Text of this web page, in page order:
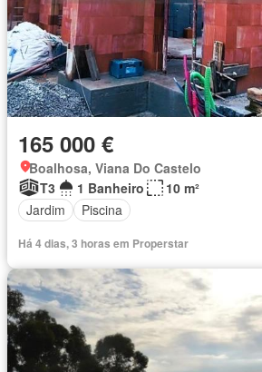
165 000 €
Boalhosa, Viana Do Castelo
T3
1 Banheiro
10 m²
Jardim
Piscina
Há 4 dias, 3 horas em Properstar